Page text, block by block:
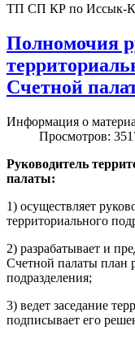
ТП СП КР по Иссык-
Полномочия
Счетной
Информация о
Просмотров:
Руководитель
палаты:
1) осуществляет
территориального
2) разрабатывает и
Счетной палаты план
подразделения;
3) ведет заседание
подписывает его